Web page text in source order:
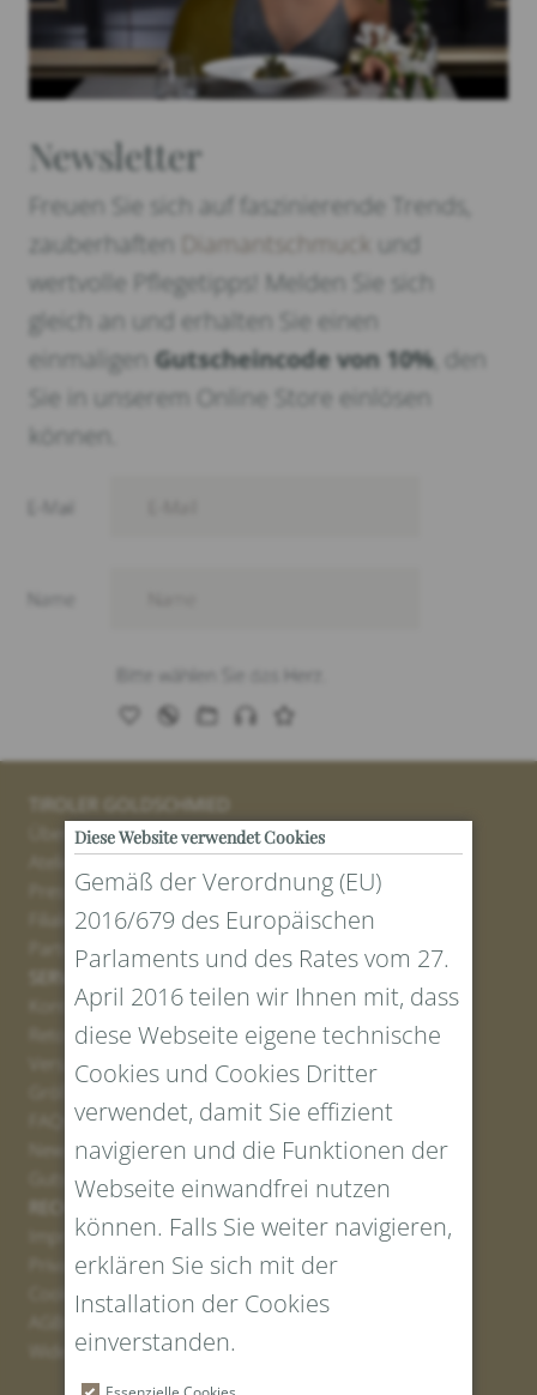
Newsletter
Freuen Sie sich auf faszinierende Trends,
zauberhaften
Diamantschmuck
und
wertvolle Pflegetipps! Melden Sie sich
gleich an und erhalten Sie einen
einmaligen Gutscheincode von 10%, den
Sie in unserem Online Store einlösen
können.
TIROLER GOLDSCHMIED
Über uns
Atelier
Presse
Filialen
Partner
Kontakt
Retourenportal
Versand
Newsletter Anmelden
Gutschein erstellen
Impressum
Privacy Policy
Cookies
Widerrufsrecht
Diese Website verwendet Cookies
Gemäß der Verordnung (EU)
2016/679 des Europäischen
Parlaments und des Rates vom 27.
April 2016 teilen wir Ihnen mit, dass
diese Webseite eigene technische
Cookies und Cookies Dritter
verwendet, damit Sie effizient
navigieren und die Funktionen der
Webseite einwandfrei nutzen
können. Falls Sie weiter navigieren,
erklären Sie sich mit der
Installation der Cookies
einverstanden.